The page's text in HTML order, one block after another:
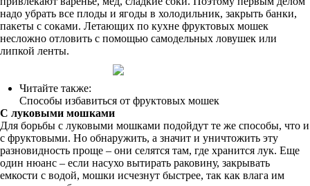
надо убрать все плоды и ягоды в холодильник, закрыть банки,
пакеты с соками. Летающих по кухне фруктовых мошек
несложно отловить с помощью самодельных ловушек или
липкой ленты.
Читайте также:
Способы избавиться от фруктовых мошек
С луковыми мошками
Для борьбы с луковыми мошками подойдут те же способы, что и
с фруктовыми. Но обнаружить, а значит и уничтожить эту
разновидность проще – они селятся там, где хранится лук. Еще
один нюанс – если насухо вытирать раковину, закрывать
емкости с водой, мошки исчезнут быстрее, так как влага им